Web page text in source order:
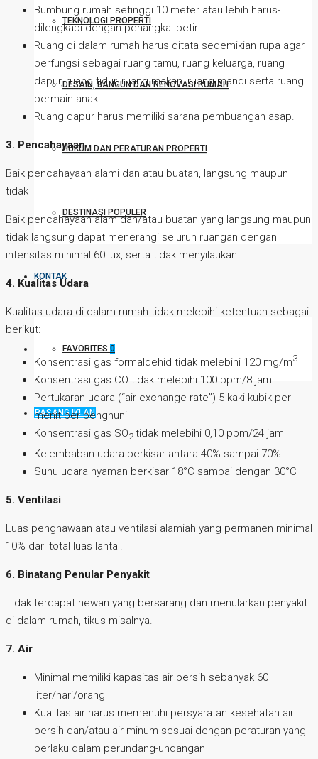
TEKNOLOGI PROPERTI
DESAIN, BANGUN DAN RENOVASI RUMAH
HUKUM DAN PERATURAN PROPERTI
DESTINASI POPULER
KONTAK
FAVORITES 0
PASANG IKLAN
Bumbung rumah setinggi 10 meter atau lebih harus­
dilengkapi dengan penangkal petir
Ruang di dalam rumah harus ditata sedemikian rupa agar
berfungsi sebagai ruang tamu, ruang keluarga, ruang
dapur, ruang tidur, ruang makan, ruang mandi serta ruang
bermain anak
Ruang dapur harus memiliki sarana pembuangan asap.
3. Pencahayaan
Baik pencahayaan alami dan atau buatan, langsung maupun
tidak
Baik pencahayaan alam dan/atau buatan yang langsung maupun
tidak langsung dapat menerangi seluruh ruangan dengan
intensitas minimal 60 lux, serta tidak menyilaukan.
4. Kualitas Udara
Kualitas udara di dalam rumah tidak melebihi ketentuan sebagai
berikut:
Konsentrasi gas formaldehid tidak melebihi 120 mg/m3
Konsentrasi gas CO tidak melebihi 100 ppm/8 jam
Pertukaran udara (“air exchange rate”) 5 kaki kubik per
menit per penghuni
Konsentrasi gas SO2tidak melebihi 0,10 ppm/24 jam
Kelembaban udara berkisar antara 40% sampai 70%
Suhu udara nyaman berkisar 18°C sampai dengan 30°C
5. Ventilasi
Luas penghawaan atau ventilasi alamiah yang permanen minimal
10% dari total luas lantai.
6. Binatang Penular Penyakit
Tidak terdapat hewan yang bersarang dan menularkan penyakit
di dalam rumah, tikus misalnya.
7. Air
Minimal memiliki kapasitas air bersih sebanyak 60
liter/hari/orang
Kualitas air harus memenuhi persyaratan kesehatan air
bersih dan/atau air minum sesuai dengan peraturan yang
berlaku dalam perundang-undangan